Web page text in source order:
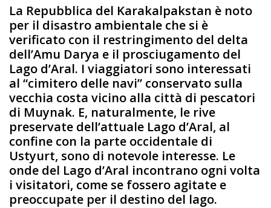
La Repubblica del Karakalpakstan è noto
per il disastro ambientale che si è
verificato con il restringimento del delta
dell’Amu Darya e il prosciugamento del
Lago d’Aral. I viaggiatori sono interessati
al “cimitero delle navi” conservato sulla
vecchia costa vicino alla città di pescatori
di Muynak. E, naturalmente, le rive
preservate dell’attuale Lago d’Aral, al
confine con la parte occidentale di
Ustyurt, sono di notevole interesse. Le
onde del Lago d’Aral incontrano ogni volta
i visitatori, come se fossero agitate e
preoccupate per il destino del lago.